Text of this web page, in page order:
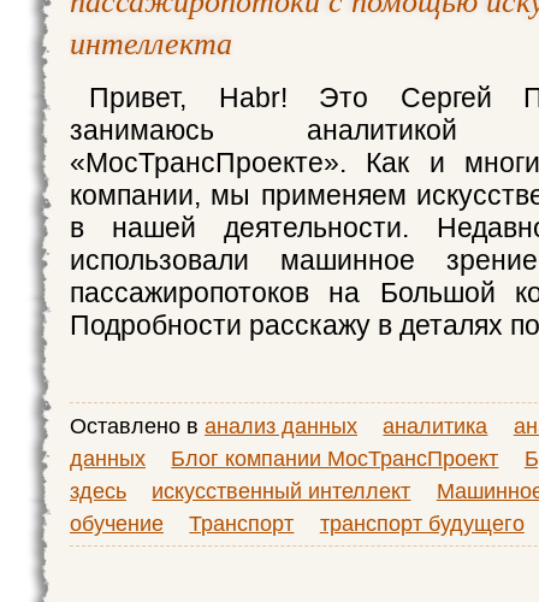
интеллекта
Привет, Habr! Это Сергей
занимаюсь
«МосТрансПроекте». Как и
компании, мы применяем
в нашей деятельности.
использовали машинное
пассажиропотоков на Большой
Подробности расскажу в деталях
Оставлено в анализ данных аналитика
данных
Блог компании МосТрансПроект
здесь
искусственный интеллект
обучение
Транспорт транспорт будущего